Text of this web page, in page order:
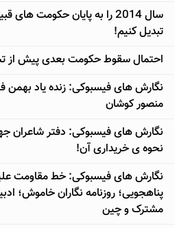
سال 2014 را به پایان حکومت
تبدیل کنیم!
احتمال سقوط حکومت بعدی پیش از
نگارش های فیسبوکی: زنده یاد بهمن
منصور کوشان
نگارش های فیسبوکی: دفتر شاعران
نحوه ی خریداری آن!
نگارش های فیسبوکی: خط مقاومت
پناهجویی؛ روزنامه نگاران خاموش؛
مشترک و چین